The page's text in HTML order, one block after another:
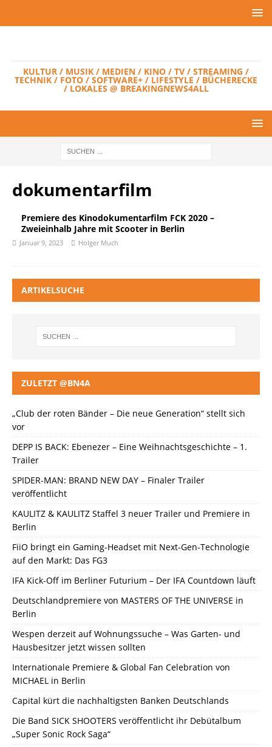
KULTUR / MUSIK / MEDIEN / KINO / TV / STREAMING /
TECHNIK / FOTO / SOFTWARE+ / LIFESTYLE / BÜCHERECKE
/ LOKALES @ BREAKINGNEWS4ALL
dokumentarfilm
Premiere des Kinodokumentarfilm FCK 2020 –
Zweieinhalb Jahre mit Scooter in Berlin
Januar 9, 2023 Holger Much
ARTIKELSUCHE
ZULETZT @BN4A
„Club der roten Bänder – Die neue Generation“ stellt sich
vor
DEPP IS BACK: Ebenezer – Eine Weihnachtsgeschichte – 1.
Trailer
SPIDER-MAN: BRAND NEW DAY – Finaler Trailer
veröffentlicht
KAULITZ & KAULITZ Staffel 3 neuer Trailer und Premiere in
Berlin
FiiO bringt ein Gaming-Headset mit Next-Gen-Technologie
auf den Markt: Das FG3
IFA Kick-Off im Berliner Futurium – Der IFA Countdown läuft
Deutschlandpremiere von MASTERS OF THE UNIVERSE in
Berlin
Wespen derzeit auf Wohnungssuche – Was Garten- und
Hausbesitzer jetzt wissen sollten
Internationale Premiere & Global Fan Celebration von
MICHAEL in Berlin
Capital kürt die nachhaltigsten Banken Deutschlands
Die Band SICK SHOOTERS veröffentlicht ihr Debütalbum
„Super Sonic Rock Saga“